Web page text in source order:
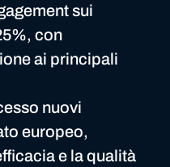
sui
con
ai principali
nuovi
europeo,
e la qualità